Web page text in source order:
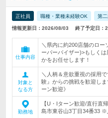
正社員 職種・業種未経験OK 第
情報更新日：2026/08/03 終了予定日：
仕事内容
＼県内に約200店舗のロー
ーパーバイザー)>もしく
かをお任せします！
対象と
なる方
＼人柄＆意欲重視の採用
験』からの挑戦を歓迎し
ーン歓迎》
勤務地
【U・Iターン歓迎/直行直
島市東谷山3丁目34番33 ※